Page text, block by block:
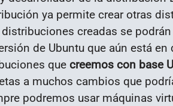
ya permite crear otras
creadas se
de Ubuntu que aún está en
que creemos con base
a muchos cambios que
podremos usar máquinas